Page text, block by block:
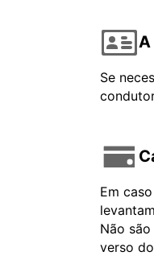
A
Se
Em
Não
verso